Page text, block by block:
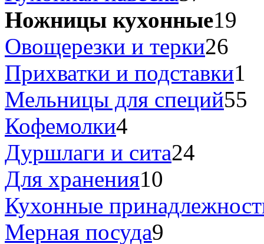
Ножницы кухонные19
Овощерезки и терки26
Прихватки и подставки1
Мельницы для специй55
Кофемолки4
Дуршлаги и сита24
Для хранения10
Кухонные
Мерная посуда9